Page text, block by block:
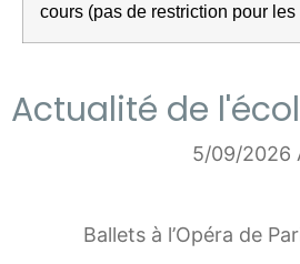
cours (pas de restriction pour
Actualité de
5/09/2026
Ballets à l’Opéra de